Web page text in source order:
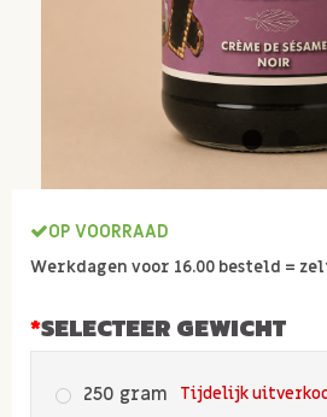
OP VOORRAAD
Werkdagen voor 16.00 besteld =
SELECTEER GEWICHT
250 gram Tijdelijk